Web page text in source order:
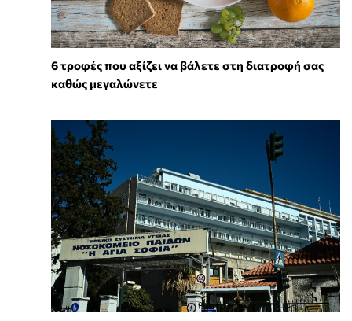
6 τροφές που αξίζει να βάλετε στη διατροφή σας
καθώς μεγαλώνετε